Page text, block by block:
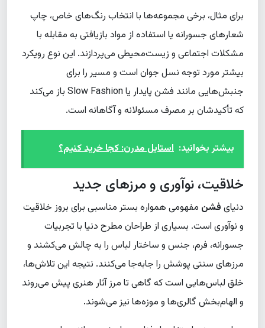
برای مثال، برخی مجموعه‌ها با انتخاب رنگ‌های خاص، چاپ
شعارهای جسورانه یا استفاده از مواد بازیافتی به مقابله با
مشکلات اجتماعی و زیست‌محیطی می‌پردازند. این نوع رویکرد
بیشتر مورد توجه نسل جوان است و مسیر را برای
جنبش‌هایی مانند فشن پایدار یا Slow Fashion باز می‌کند
که تأکیدشان بر مصرف مسئولانه و آگاهانه است.
بیشتر بخوانید: استایل مدرن: کجا خرید کنیم؟
خلاقیت، نوآوری و مرزهای جدید
دنیایفشنمفهومی همواره بستر مناسبی برای بروز خلاقیت
و نوآوری است. بسیاری از طراحان مطرح دنیا با تجربیات
جسورانه، فرم، جنس و ساختار لباس را به چالش می‌کشند و
مرزهای سنتی پوشش را جابه‌جا می‌کنند. نتیجه این تلاش‌ها،
خلق لباس‌هایی است که گاهی تا مرز آثار هنری پیش می‌روند
و الهام‌بخش گالری‌ها و موزه‌ها نیز می‌شوند.